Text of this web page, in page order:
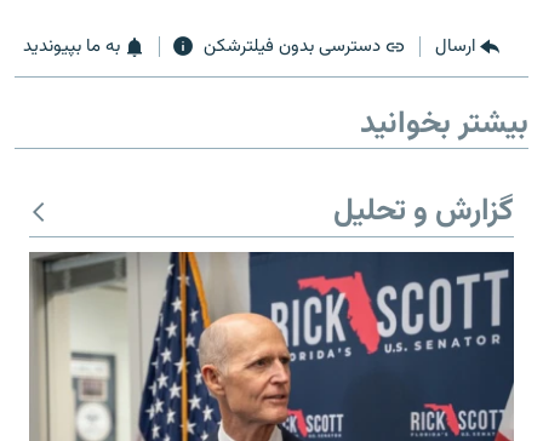
زبان‌های دیگر
ارسال دسترسی بدون فیلترشکن به ما بپیوندید
بیشتر بخوانید
گزارش و تحلیل